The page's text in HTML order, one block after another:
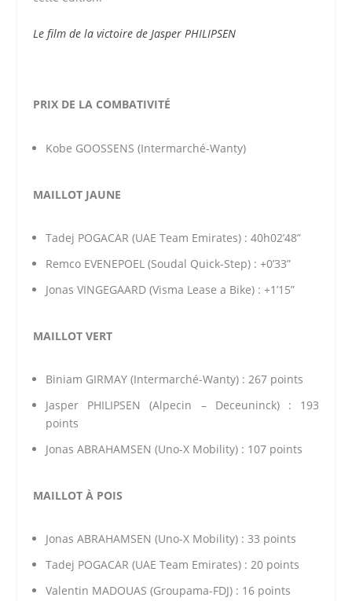
Le film de la victoire de Jasper PHILIPSEN
PRIX DE LA COMBATIVITÉ
Kobe GOOSSENS (Intermarché-Wanty)
MAILLOT JAUNE
Tadej POGACAR (UAE Team Emirates) : 40h02’48”
Remco EVENEPOEL (Soudal Quick-Step) : +0’33”
Jonas VINGEGAARD (Visma Lease a Bike) : +1’15”
MAILLOT VERT
Biniam GIRMAY (Intermarché-Wanty) : 267 points
Jasper PHILIPSEN (Alpecin – Deceuninck) : 193
points
Jonas ABRAHAMSEN (Uno-X Mobility) : 107 points
MAILLOT À POIS
Jonas ABRAHAMSEN (Uno-X Mobility) : 33 points
Tadej POGACAR (UAE Team Emirates) : 20 points
Valentin MADOUAS (Groupama-FDJ) : 16 points